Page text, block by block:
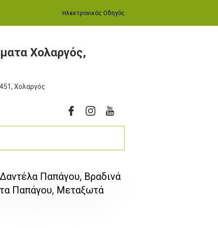
Ηλεκτρονικός Οδηγός
Χολαργός,
Χολαργός
Παπάγου, Βραδινά
Παπάγου, Μεταξωτά